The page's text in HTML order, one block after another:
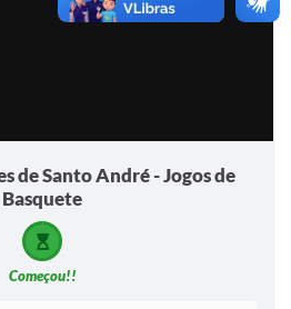
de Santo André - Jogos de
Basquete
Começou!!